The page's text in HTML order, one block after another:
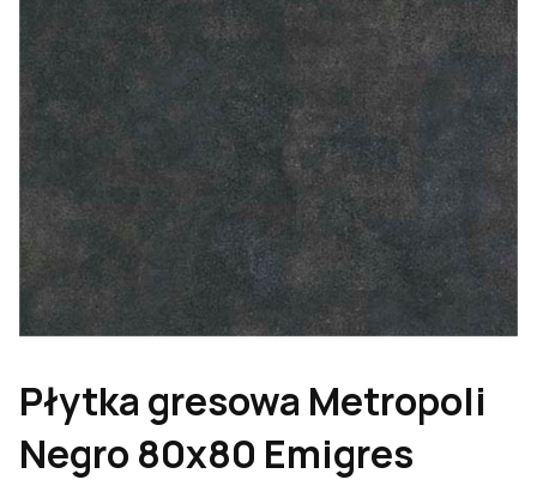
Płytka gresowa Metropoli
Negro 80x80 Emigres